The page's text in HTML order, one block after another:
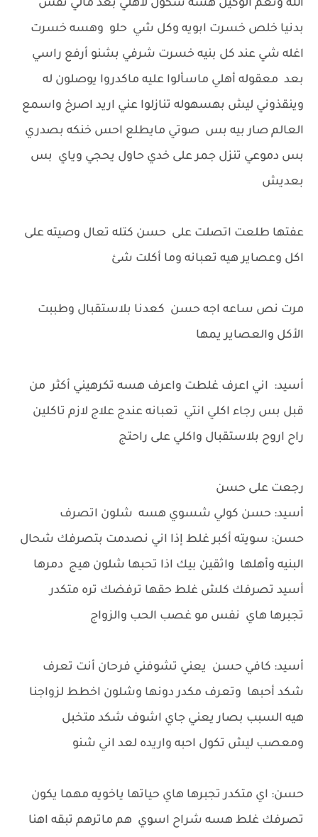
الله ونعم الوكيل هسه شكول لاهلي بعد مالي نفس
بدنيا خلص خسرت ابويه وكل شي حلو وهسه خسرت
اغله شي عند كل بنيه خسرت شرفي بشنو أرفع راسي
بعد معقوله أهلي ماسألوا عليه ماكدروا يوصلون له
وينقذوني ليش بهسهوله تنازلوا عني اريد اصرخ واسمع
العالم صار بيه بس صوتي مايطلع احس خنكه بصدري
بس دموعي تنزل جمر على خدي حاول يحجي وياي بس
بعديش
عفتها طلعت اتصلت على حسن كتله تعال وصيته على
اكل وعصاير هيه تعبانه وما أكلت شئ
مرت نص ساعه اجه حسن كعدنا بلاستقبال وطببت
الأكل والعصاير يمها
أسيد: اني اعرف غلطت واعرف هسه تكرهيني أكثر من
قبل بس رجاء اكلي انتي تعبانه عندج علاج لازم تاكلين
راح اروح بلاستقبال واكلي على راحتج
رجعت على حسن
أسيد: حسن كولي شسوي هسه شلون اتصرف
حسن: سويته أكبر غلط إذا اني نصدمت بتصرفك شحال
البنيه وأهلها واثقين بيك اذا تحبها شلون هيج دمرها
أسيد تصرفك كلش غلط حقها ترفضك تره متكدر
تجبرها هاي نفس مو غصب الحب والزواج
أسيد: كافي حسن يعني تشوفني فرحان أنت تعرف
شكد أحبها وتعرف مكدر دونها وشلون اخطط لزواجنا
هيه السبب بصار يعني جاي اشوف شكد متخبل
ومعصب ليش تكول احبه واريده لعد اني شنو
حسن: اي متكدر تجبرها هاي حياتها ياخويه مهما يكون
تصرفك غلط هسه شراح اسوي هم ماترهم تبقه اهنا